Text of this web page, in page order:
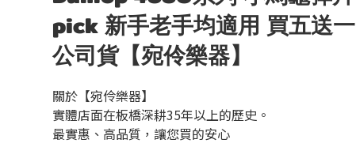
pick 新手老手均適用 買五送一
公司貨【宛伶樂器】
關於【宛伶樂器】
實體店面在板橋深耕35年以上的歷史。
最實惠、高品質，讓您買的安心